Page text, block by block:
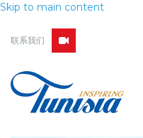
Skip to main content
联系我们